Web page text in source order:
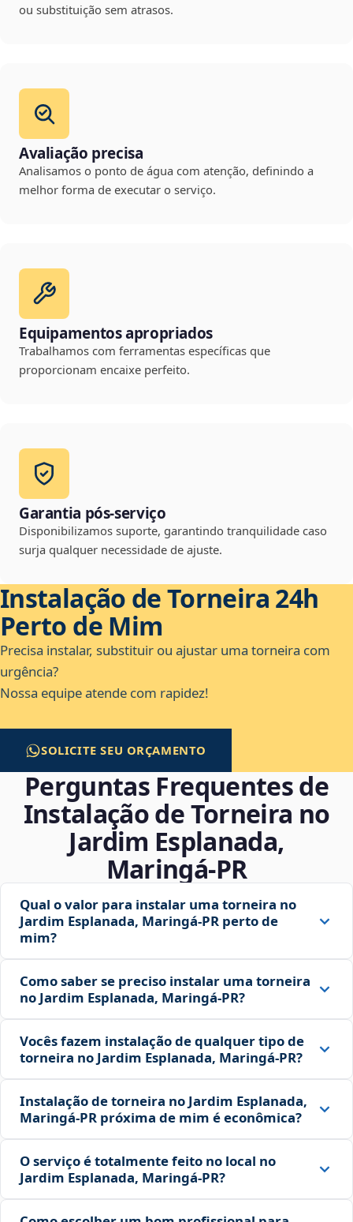
ou substituição sem atrasos.
Avaliação precisa
Analisamos o ponto de água com atenção, definindo a
melhor forma de executar o serviço.
Equipamentos apropriados
Trabalhamos com ferramentas específicas que
proporcionam encaixe perfeito.
Garantia pós-serviço
Disponibilizamos suporte, garantindo tranquilidade caso
surja qualquer necessidade de ajuste.
Instalação de Torneira 24h
Perto de Mim
Precisa instalar, substituir ou ajustar uma torneira com
urgência?
Nossa equipe atende com rapidez!
SOLICITE SEU ORÇAMENTO
Perguntas Frequentes de
Instalação de Torneira no
Jardim Esplanada,
Maringá‑PR
Qual o valor para instalar uma torneira no
Jardim Esplanada, Maringá‑PR perto de
mim?
Como saber se preciso instalar uma torneira
no Jardim Esplanada, Maringá‑PR?
Vocês fazem instalação de qualquer tipo de
torneira no Jardim Esplanada, Maringá‑PR?
Instalação de torneira no Jardim Esplanada,
Maringá‑PR próxima de mim é econômica?
O serviço é totalmente feito no local no
Jardim Esplanada, Maringá‑PR?